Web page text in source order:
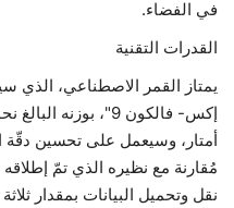
في الفضاء.
القدرات التقنية
يمتاز القمر الاصطناعي،
أمتار، وسيعمل على تحسين دقّة
مُقارنة مع نظيره الذي تمّ
نقل وتحميل البيانات بمقدار